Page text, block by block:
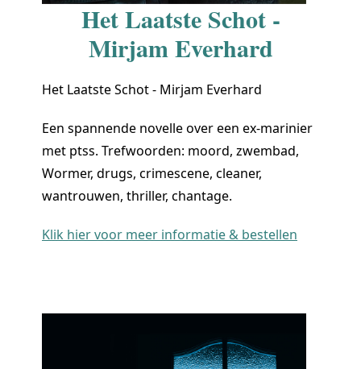
Het Laatste Schot -
Mirjam Everhard
Het Laatste Schot - Mirjam Everhard
Een spannende novelle over een ex-marinier
met ptss. Trefwoorden: moord, zwembad,
Wormer, drugs, crimescene, cleaner,
wantrouwen, thriller, chantage.
Klik hier voor meer informatie & bestellen